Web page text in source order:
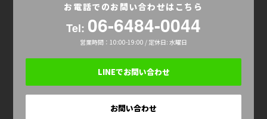
お電話でのお問い合わせはこちら
Tel: 06-6484-0044
営業時間：10:00-19:00 / 定休日: 水曜日
LINEでお問い合わせ
お問い合わせ